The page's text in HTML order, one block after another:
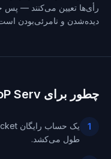
رأی‌ها تعیین می‌کنند — پس
دیده‌شدن و نامرئی‌بودن
چطور برای RotoP Serv رأی بخریم
1
طول می‌کشد.